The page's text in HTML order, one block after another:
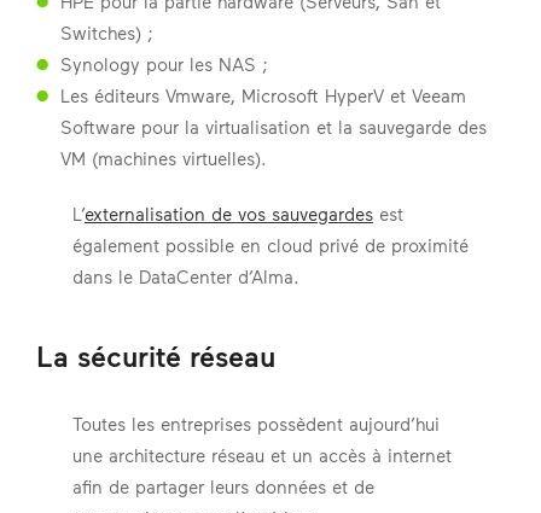
Switches) ;
Synology pour les NAS ;
Les éditeurs Vmware, Microsoft HyperV et Veeam
Software pour la virtualisation et la sauvegarde des
VM (machines virtuelles).
L’externalisation de vos sauvegardes est
également possible en cloud privé de proximité
dans le DataCenter d’Alma.
La sécurité réseau
Toutes les entreprises possèdent aujourd’hui
une architecture réseau et un accès à internet
afin de partager leurs données et de